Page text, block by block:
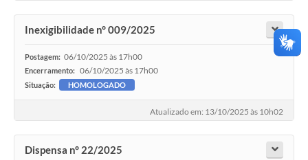
Inexigibilidade n° 009/2025
Postagem: 06/10/2025 às 17h00
Encerramento: 06/10/2025 às 17h00
Situação: HOMOLOGADO
Atualizado em: 13/10/2025 às 10h02
Dispensa n° 22/2025